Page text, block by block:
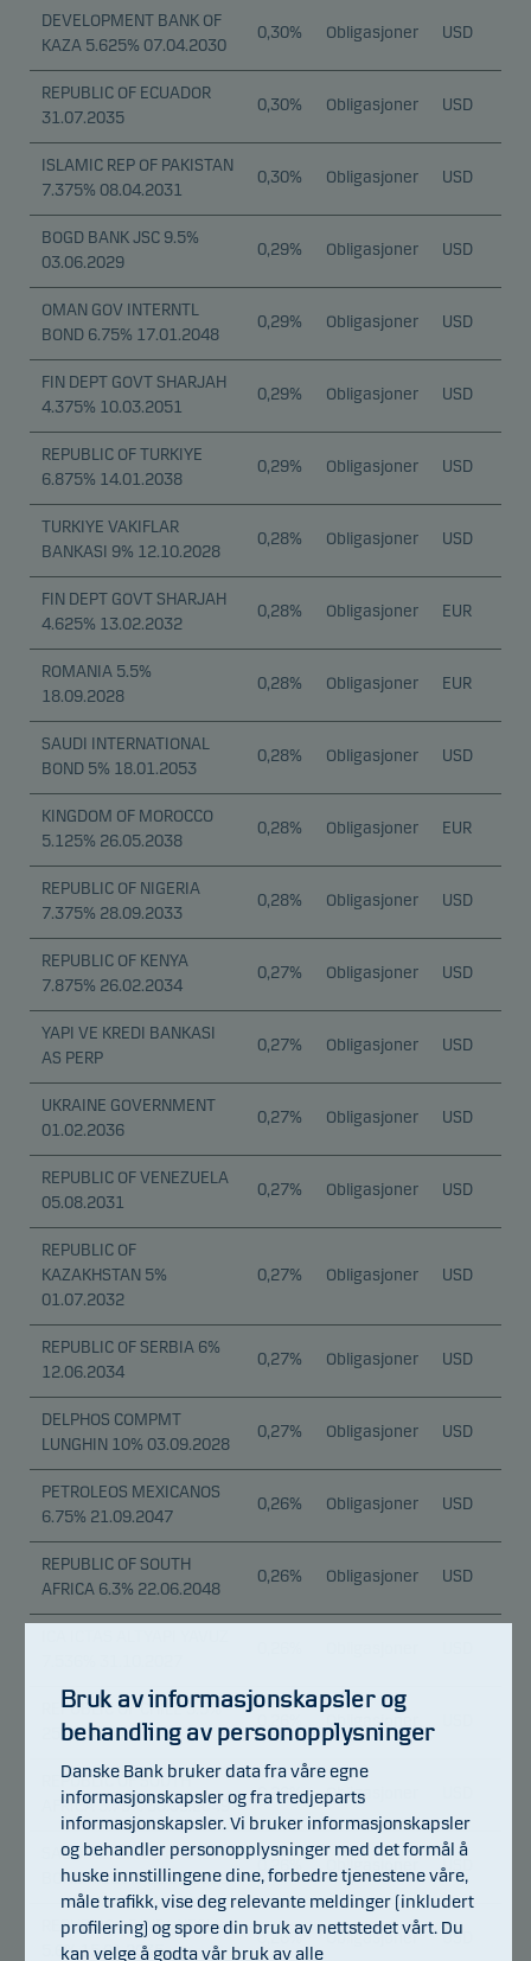
DEVELOPMENT BANK OF
KAZA 5.625% 07.04.2030
0,30% Obligasjoner USD
REPUBLIC OF ECUADOR
31.07.2035
0,30% Obligasjoner USD
ISLAMIC REP OF PAKISTAN
7.375% 08.04.2031
0,30% Obligasjoner USD
BOGD BANK JSC 9.5%
03.06.2029
0,29% Obligasjoner USD
OMAN GOV INTERNTL
BOND 6.75% 17.01.2048
0,29% Obligasjoner USD
FIN DEPT GOVT SHARJAH
4.375% 10.03.2051
0,29% Obligasjoner USD
REPUBLIC OF TURKIYE
6.875% 14.01.2038
0,29% Obligasjoner USD
TURKIYE VAKIFLAR
BANKASI 9% 12.10.2028
0,28% Obligasjoner USD
FIN DEPT GOVT SHARJAH
4.625% 13.02.2032
0,28% Obligasjoner EUR
ROMANIA 5.5%
18.09.2028
0,28% Obligasjoner EUR
SAUDI INTERNATIONAL
BOND 5% 18.01.2053
0,28% Obligasjoner USD
KINGDOM OF MOROCCO
5.125% 26.05.2038
0,28% Obligasjoner EUR
REPUBLIC OF NIGERIA
7.375% 28.09.2033
0,28% Obligasjoner USD
REPUBLIC OF KENYA
7.875% 26.02.2034
0,27% Obligasjoner USD
YAPI VE KREDI BANKASI
AS PERP
0,27% Obligasjoner USD
UKRAINE GOVERNMENT
01.02.2036
0,27% Obligasjoner USD
REPUBLIC OF VENEZUELA
05.08.2031
0,27% Obligasjoner USD
REPUBLIC OF
KAZAKHSTAN 5%
01.07.2032
0,27% Obligasjoner USD
REPUBLIC OF SERBIA 6%
12.06.2034
0,27% Obligasjoner USD
DELPHOS COMPMT
LUNGHIN 10% 03.09.2028
0,27% Obligasjoner USD
PETROLEOS MEXICANOS
6.75% 21.09.2047
0,26% Obligasjoner USD
REPUBLIC OF SOUTH
AFRICA 6.3% 22.06.2048
0,26% Obligasjoner USD
REPUBLIC OF CHILE 3.5%
25.01.2050
Obligasjoner
REPUBLIC OF SOUTH
AFRICA 5.75% 30.09.2049
0,26% Obligasjoner
SAUDI INTERNATIONAL
BOND 4.125% 12.01.2029
0,26% Obligasjoner USD
REPUBLIC OF INDONESIA
5.6% 15.01.2035
0,26% Obligasjoner USD
Bruk av informasjonskapsler og
behandling av personopplysninger
Danske Bank bruker data fra våre egne
informasjonskapsler og fra tredjeparts
informasjonskapsler. Vi bruker informasjonskapsler
og behandler personopplysninger med det formål å
huske innstillingene dine, forbedre tjenestene våre,
måle trafikk, vise deg relevante meldinger (inkludert
profilering) og spore din bruk av nettstedet vårt. Du
kan velge å godta vår bruk av alle